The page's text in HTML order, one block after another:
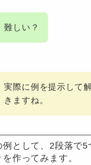
難しい？
実際に例を提示して
きますね。
例として、2段落で5
を作ってみます。